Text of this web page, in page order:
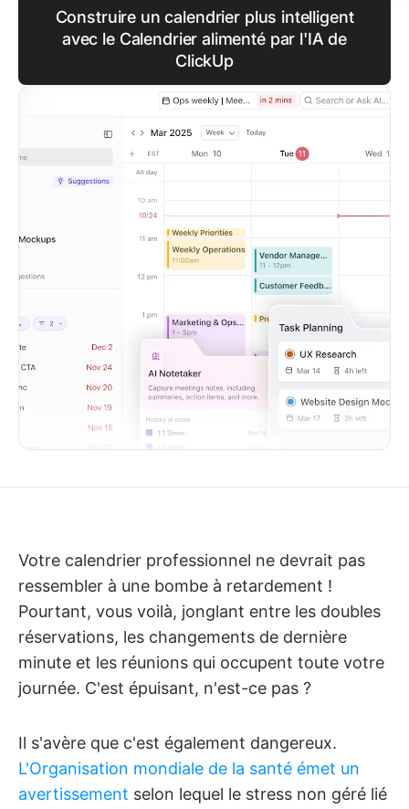
Construire un calendrier plus intelligent
avec le Calendrier alimenté par l'IA de
ClickUp
Votre calendrier professionnel ne devrait pas
ressembler à une bombe à retardement !
Pourtant, vous voilà, jonglant entre les doubles
réservations, les changements de dernière
minute et les réunions qui occupent toute votre
journée. C'est épuisant, n'est-ce pas ?
Il s'avère que c'est également dangereux.
L'Organisation mondiale de la santé émet un
avertissement selon lequel le stress non géré lié